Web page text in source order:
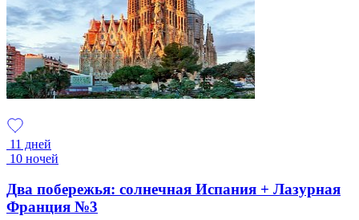
11 дней
10 ночей
Два побережья: солнечная Испания + Лазурная
Франция №3